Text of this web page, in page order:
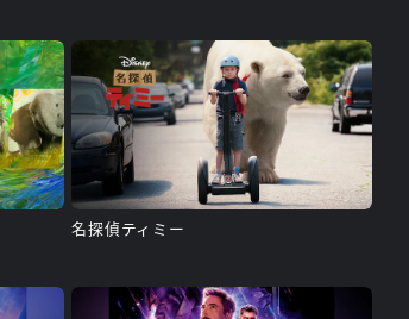
名探偵ティミー